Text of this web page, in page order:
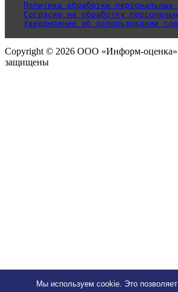
Политика обработки персональных
Согласие на обработку
Уведомление об использовании
Copyright © 2026 ООО «Информ-
защищены
Мы используем cookie. Это